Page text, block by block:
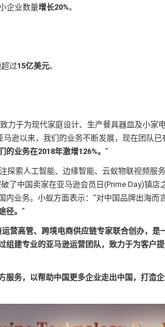
企业数量增长20%。
过15亿美元。
力于为现代家庭设计、生产餐具器皿及小家
逊以来，我们的业务不断发展，现在团队已
业务在2018年激增126%。 ”
探索人工智能、边缘智能、云蚁物联视频服
了中国卖家在亚马逊会员日(Prime Day)镇
业务。小蚁方面表示：“对中国品牌出海而言
径。 ”
营高管、跨境电商供应链专家联合创办，
建专业的亚马逊运营团队，致力于为客户
务，以帮助中国更多企业走出中国，打造